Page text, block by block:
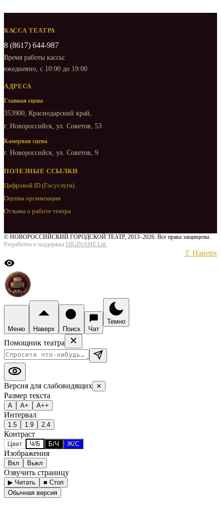
КАССА ТЕАТРА
8 (8617) 644-987
Время работы кассы:
ежедневно, с 10:00 до 19:00
АДРЕСА
Главная сцена
353900, Краснодарский край,
г. Новороссийск, ул. Советов, 53
Камерная сцена
г. Новороссийск, ул. Советов, 9
ПОЛЕЗНЫЕ ССЫЛКИ
Цифровой ID (Госуслуги)
Оценка организации
Отзывы о работе театра
© НОВОРОССИЙСКИЙ ГОРОДСКОЙ ТЕАТР, 2013–2026. Все права защищены.
Разработка и поддержка DIGINAME Ltd.
⇧ Наверх
Меню Наверх Поиск Чат
Темно
Помощник театра
Версия для слабовидящих ✕
Размер текста
А А+ А++
Интервал
1.5 1.9 2.4
Контраст
Цвет Ч/Б Б/Ч Ж/С
Изображения
Вкл Выкл
Озвучить страницу
▶ Читать
■ Стоп
Обычная версия